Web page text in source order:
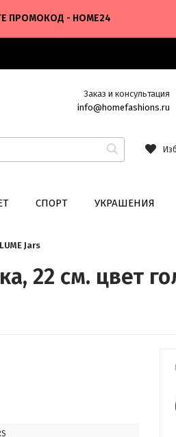
ПРОМОКОД - HOME24
Заказ и консультация
info@homefashions.ru
СПОРТ УКРАШЕНИЯ
Jars
22 см. цвет